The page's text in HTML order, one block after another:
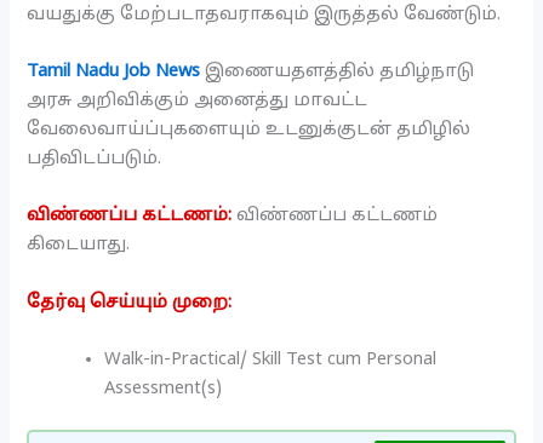
வயதுக்கு மேற்படாதவராகவும் இருத்தல் வேண்டும்.
Tamil Nadu Job News இணையதளத்தில் தமிழ்நாடு
அரசு அறிவிக்கும் அனைத்து மாவட்ட
வேலைவாய்ப்புகளையும் உடனுக்குடன் தமிழில்
பதிவிடப்படும்.
விண்ணப்ப கட்டணம்:விண்ணப்ப கட்டணம்
கிடையாது.
தேர்வு செய்யும் முறை:
Walk-in-Practical/ Skill Test cum Personal
Assessment(s)